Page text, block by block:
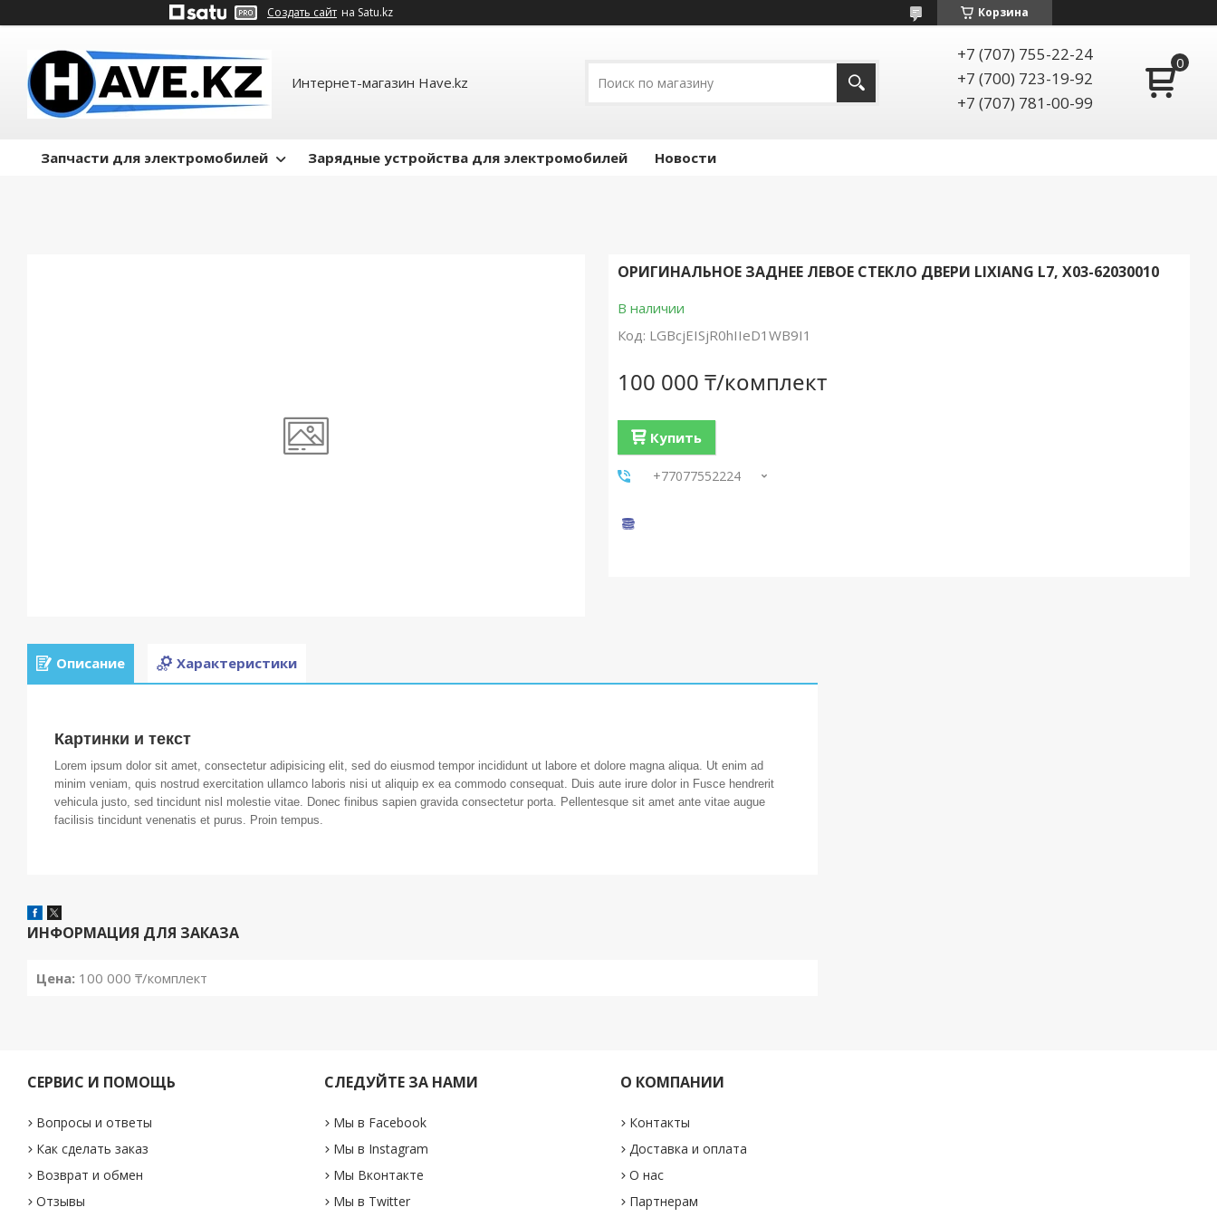
Создать сайт на Satu.kz Корзина
Интернет-магазин Have.kz
+7 (707) 755-22-24
+7 (700) 723-19-92
+7 (707) 781-00-99
Запчасти для электромобилей Зарядные устройства для электромобилей Новости
ОРИГИНАЛЬНОЕ ЗАДНЕЕ ЛЕВОЕ СТЕКЛО ДВЕРИ LIXIANG L7, X03-62030010
В наличии
Код: LGBcjEISjR0hIIeD1WB9I1
100 000 ₸/комплект
Купить
+77077552224
Описание Характеристики
Картинки и текст
Lorem ipsum dolor sit amet, consectetur adipisicing elit, sed do eiusmod tempor incididunt ut labore et dolore magna aliqua. Ut enim ad
minim veniam, quis nostrud exercitation ullamco laboris nisi ut aliquip ex ea commodo consequat. Duis aute irure dolor in Fusce hendrerit
vehicula justo, sed tincidunt nisl molestie vitae. Donec finibus sapien gravida consectetur porta. Pellentesque sit amet ante vitae augue
facilisis tincidunt venenatis et purus. Proin tempus.
ИНФОРМАЦИЯ ДЛЯ ЗАКАЗА
Цена: 100 000 ₸/комплект
СЕРВИС И ПОМОЩЬ
Вопросы и ответы
Как сделать заказ
Возврат и обмен
Отзывы
СЛЕДУЙТЕ ЗА НАМИ
Мы в Facebook
Мы в Instagram
Мы Вконтакте
Мы в Twitter
О КОМПАНИИ
Контакты
Доставка и оплата
О нас
Партнерам